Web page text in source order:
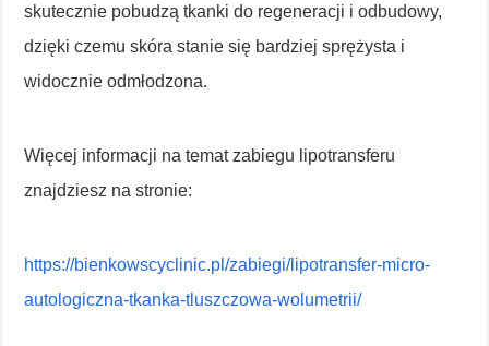
skutecznie pobudzą tkanki do regeneracji i odbudowy,
dzięki czemu skóra stanie się bardziej sprężysta i
widocznie odmłodzona.
Więcej informacji na temat zabiegu lipotransferu
znajdziesz na stronie:
https://bienkowscyclinic.pl/zabiegi/lipotransfer-micro-
autologiczna-tkanka-tluszczowa-wolumetrii/